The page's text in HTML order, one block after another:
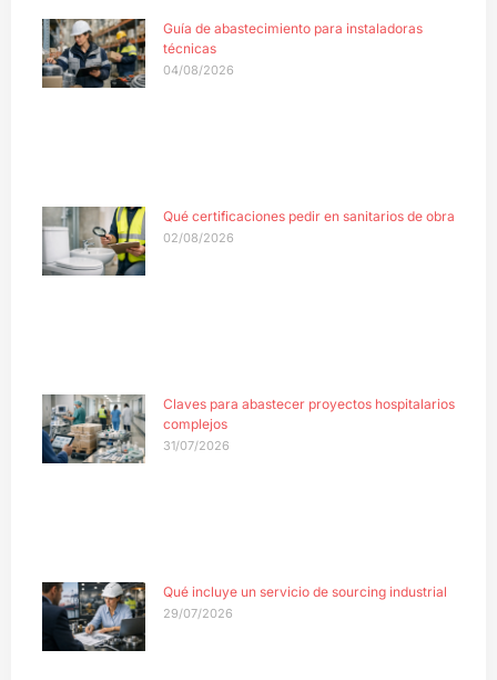
Guía de abastecimiento para instaladoras
técnicas
04/08/2026
Qué certificaciones pedir en sanitarios de obra
02/08/2026
Claves para abastecer proyectos hospitalarios
complejos
31/07/2026
Qué incluye un servicio de sourcing industrial
29/07/2026